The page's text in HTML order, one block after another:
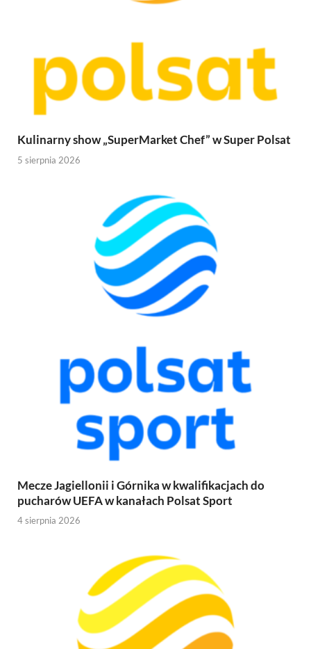
Kulinarny show „SuperMarket Chef” w Super Polsat
5 sierpnia 2026
Mecze Jagiellonii i Górnika w kwalifikacjach do
pucharów UEFA w kanałach Polsat Sport
4 sierpnia 2026